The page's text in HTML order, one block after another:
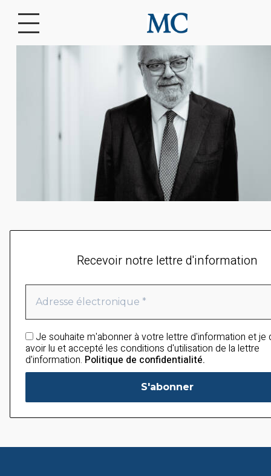
Recevoir notre lettre d'information
Je souhaite m'abonner à votre lettre d'information et je
avoir lu et accepté les conditions d'utilisation de la lettre
d'information. Politique de confidentialité.